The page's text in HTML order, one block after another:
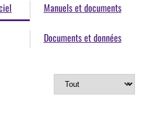
Manuels et documents
Documents et données